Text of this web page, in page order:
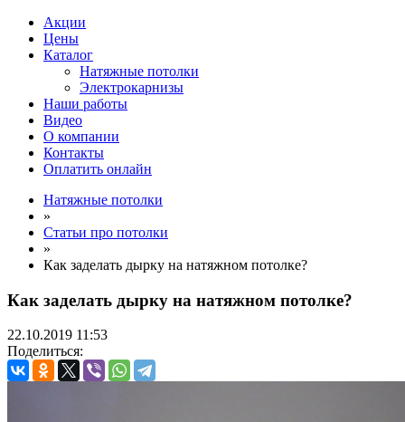
Акции
Цены
Каталог
Натяжные потолки
Электрокарнизы
Наши работы
Видео
О компании
Контакты
Оплатить онлайн
Натяжные потолки
»
Статьи про потолки
»
Как заделать дырку на натяжном потолке?
Как заделать дырку на натяжном потолке?
22.10.2019 11:53
Поделиться: